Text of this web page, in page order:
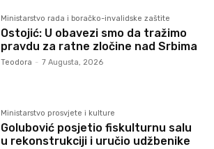
Ministarstvo rada i boračko-invalidske zaštite
Ostojić: U obavezi smo da tražimo
pravdu za ratne zločine nad Srbima
Teodora - 7 Augusta, 2026
Ministarstvo prosvjete i kulture
Golubović posjetio fiskulturnu salu
u rekonstrukciji i uručio udžbenike